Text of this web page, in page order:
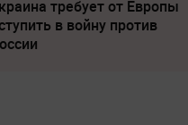
требует от Европы
в войну против